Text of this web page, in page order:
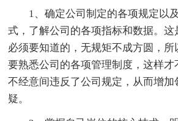
1、确定公司制定的各项规定以
式，了解公司的各项指标和数据。这
必须要知道的，无规矩不成方圆，
要熟悉公司的各项管理制度，这样才
不经意间违反了公司规定，从而增
疑。